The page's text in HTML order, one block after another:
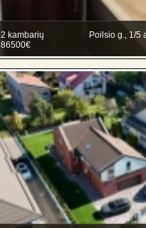
2 kambarių
Poilsio g., 1/5
86500€